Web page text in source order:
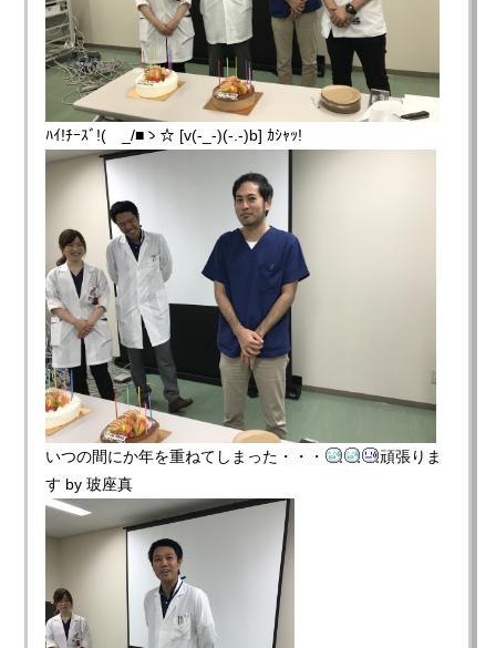
ﾊｲ!ﾁｰｽﾞ!(￣_/■ゝ☆ [v(-_-)(-.-)b] ｶｼｬｯ!
いつの間にか年を重ねてしまった・・・
頑張りま
す by 玻座真